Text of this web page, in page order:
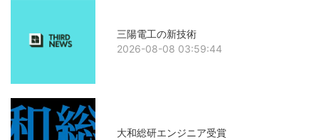
三陽電工の新技術
2026-08-08 03:59:44
大和総研エンジニア受賞